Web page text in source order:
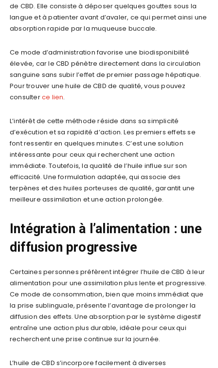
de CBD. Elle consiste à déposer quelques gouttes sous la
langue et à patienter avant d’avaler, ce qui permet ainsi une
absorption rapide par la muqueuse buccale.
Ce mode d’administration favorise une biodisponibilité
élevée, car le CBD pénètre directement dans la circulation
sanguine sans subir l’effet de premier passage hépatique.
Pour trouver une huile de CBD de qualité, vous pouvez
consulterce lien.
L’intérêt de cette méthode réside dans sa simplicité
d’exécution et sa rapidité d’action. Les premiers effets se
font ressentir en quelques minutes. C’est une solution
intéressante pour ceux qui recherchent une action
immédiate. Toutefois, la qualité de l’huile influe sur son
efficacité. Une formulation adaptée, qui associe des
terpènes et des huiles porteuses de qualité, garantit une
meilleure assimilation et une action prolongée.
Intégration à l’alimentation : une
diffusion progressive
Certaines personnes préfèrent intégrer l’huile de CBD à leur
alimentation pour une assimilation plus lente et progressive.
Ce mode de consommation, bien que moins immédiat que
la prise sublinguale, présente l’avantage de prolonger la
diffusion des effets. Une absorption par le système digestif
entraîne une action plus durable, idéale pour ceux qui
recherchent une prise continue sur la journée.
L’huile de CBD s’incorpore facilement à diverses